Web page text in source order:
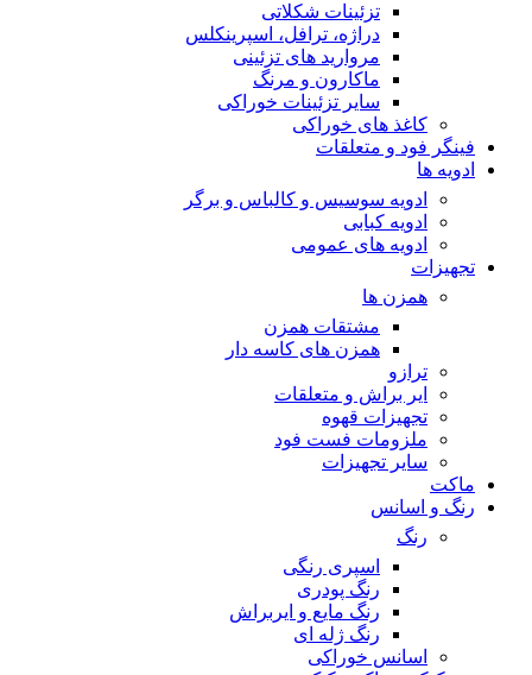
تزئینات شکلاتی
دراژه، ترافل، اسپرینکلس
مروارید های تزئینی
ماکارون و مرنگ
سایر تزئینات خوراکی
کاغذ های خوراکی
فینگر فود و متعلقات
ادویه ها
ادویه سوسیس و کالباس و برگر
ادویه کبابی
ادویه های عمومی
تجهیزات
همزن ها
مشتقات همزن
همزن های کاسه دار
ترازو
ایر براش و متعلقات
تجهیزات قهوه
ملزومات فست فود
سایر تجهیزات
ماکت
رنگ و اسانس
رنگ
اسپری رنگی
رنگ پودری
رنگ مایع و ایربراش
رنگ ژله ای
اسانس خوراکی